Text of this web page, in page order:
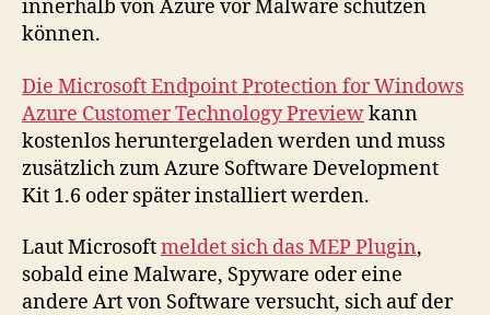
innerhalb von Azure vor Malware schützen
können.
Die Microsoft Endpoint Protection for Windows
Azure Customer Technology Previewkann
kostenlos heruntergeladen werden und muss
zusätzlich zum Azure Software Development
Kit 1.6 oder später installiert werden.
Laut Microsoftmeldet sich das MEP Plugin,
sobald eine Malware, Spyware oder eine
andere Art von Software versucht, sich auf der